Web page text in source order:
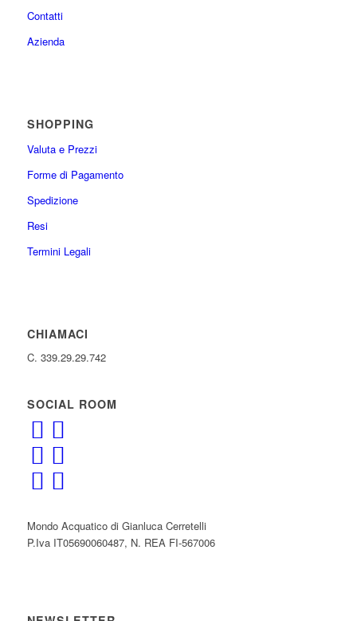
Contatti
Azienda
SHOPPING
Valuta e Prezzi
Forme di Pagamento
Spedizione
Resi
Termini Legali
CHIAMACI
C. 339.29.29.742
SOCIAL ROOM
Mondo Acquatico di Gianluca Cerretelli
P.Iva IT05690060487, N. REA FI-567006